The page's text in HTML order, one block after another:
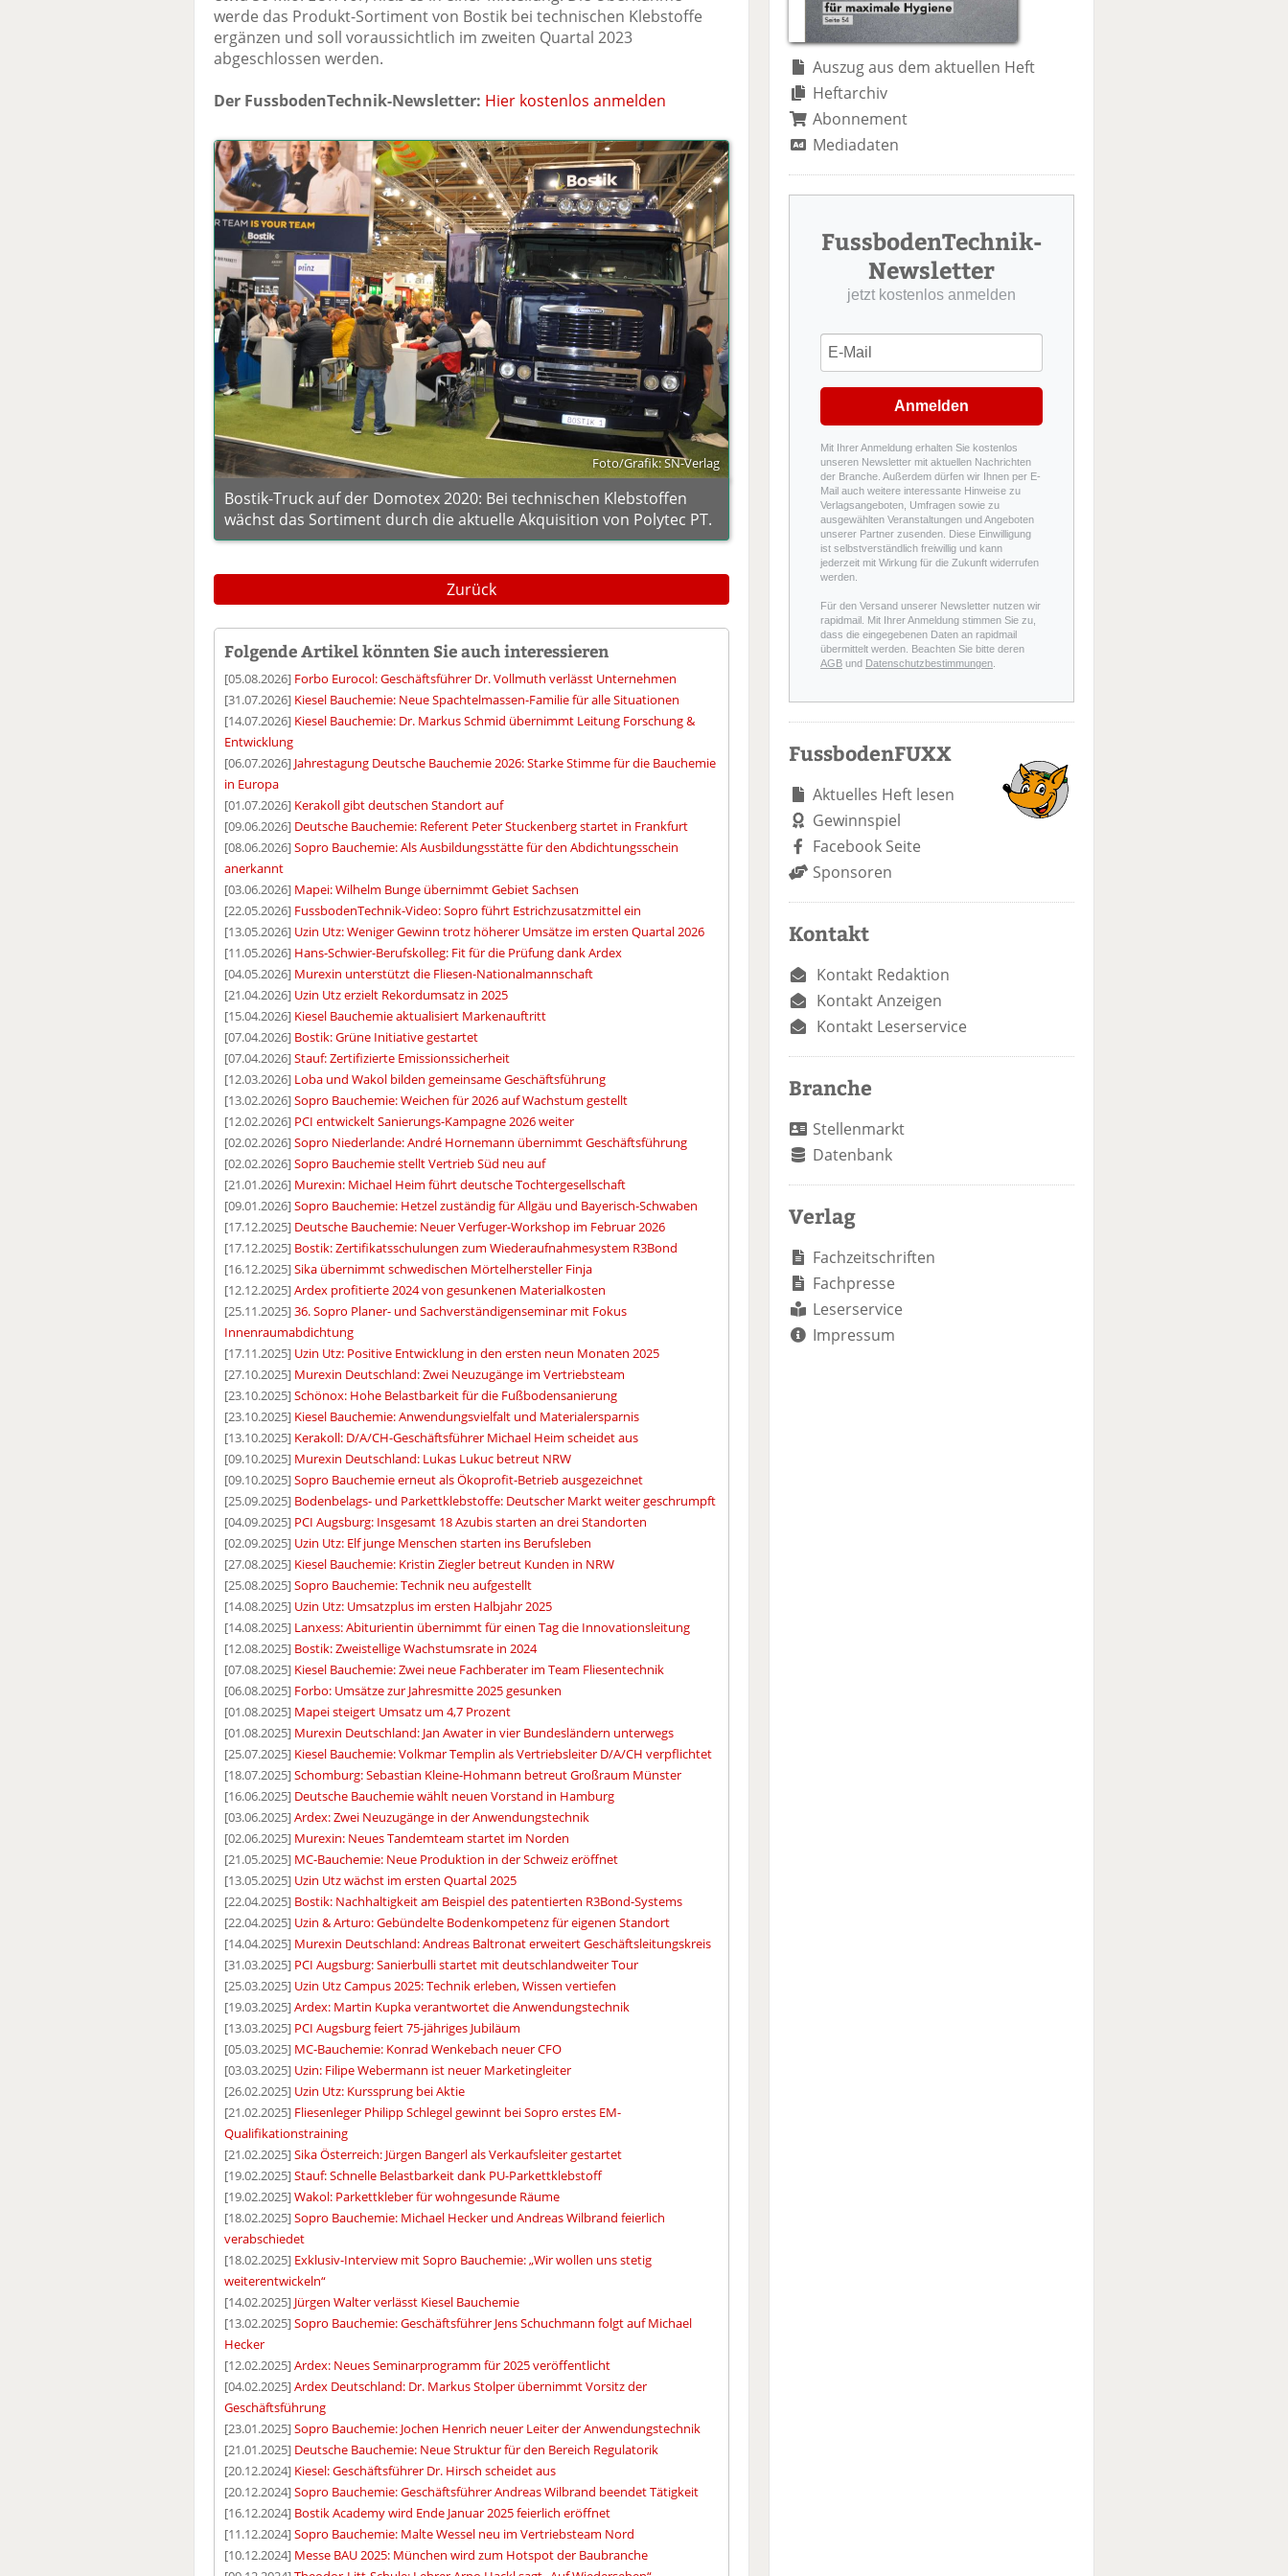
il
e d
werde das Produkt-Sortiment von Bostik bei technischen Klebstoffe
ergänzen und soll voraussichtlich im zweiten Quartal 2023
abgeschlossen werden.
Der FussbodenTechnik-Newsletter: Hier kostenlos anmelden
Foto/Grafik: SN-Verlag
Bostik-Truck auf der Domotex 2020: Bei technischen Klebstoffen
wächst das Sortiment durch die aktuelle Akquisition von Polytec PT.
Zurück
Folgende Artikel könnten Sie auch interessieren
[05.08.2026] Forbo Eurocol: Geschäftsführer Dr. Vollmuth verlässt Unternehmen
[31.07.2026] Kiesel Bauchemie: Neue Spachtelmassen-Familie für alle Situationen
[14.07.2026] Kiesel Bauchemie: Dr. Markus Schmid übernimmt Leitung Forschung &
Entwicklung
[06.07.2026] Jahrestagung Deutsche Bauchemie 2026: Starke Stimme für die Bauchemie
in Europa
[01.07.2026] Kerakoll gibt deutschen Standort auf
[09.06.2026] Deutsche Bauchemie: Referent Peter Stuckenberg startet in Frankfurt
[08.06.2026]Sopro Bauchemie: Als Ausbildungsstätte für den Abdichtungsschein
anerkannt
[03.06.2026] Mapei: Wilhelm Bunge übernimmt Gebiet Sachsen
[22.05.2026] FussbodenTechnik-Video: Sopro führt Estrichzusatzmittel ein
[13.05.2026] Uzin Utz: Weniger Gewinn trotz höherer Umsätze im ersten Quartal 2026
[11.05.2026] Hans-Schwier-Berufskolleg: Fit für die Prüfung dank Ardex
[04.05.2026] Murexin unterstützt die Fliesen-Nationalmannschaft
[21.04.2026] Uzin Utz erzielt Rekordumsatz in 2025
[15.04.2026] Kiesel Bauchemie aktualisiert Markenauftritt
[07.04.2026] Bostik: Grüne Initiative gestartet
[07.04.2026]Stauf: Zertifizierte Emissionssicherheit
[12.03.2026] Loba und Wakol bilden gemeinsame Geschäftsführung
[13.02.2026]Sopro Bauchemie: Weichen für 2026 auf Wachstum gestellt
[12.02.2026] PCI entwickelt Sanierungs-Kampagne 2026 weiter
[02.02.2026]Sopro Niederlande: André Hornemann übernimmt Geschäftsführung
[02.02.2026]Sopro Bauchemie stellt Vertrieb Süd neu auf
[21.01.2026] Murexin: Michael Heim führt deutsche Tochtergesellschaft
[09.01.2026]Sopro Bauchemie: Hetzel zuständig für Allgäu und Bayerisch-Schwaben
[17.12.2025] Deutsche Bauchemie: Neuer Verfuger-Workshop im Februar 2026
[17.12.2025] Bostik: Zertifikatsschulungen zum Wiederaufnahmesystem R3Bond
[16.12.2025]Sika übernimmt schwedischen Mörtelhersteller Finja
[12.12.2025]Ardex profitierte 2024 von gesunkenen Materialkosten
[25.11.2025]36. Sopro Planer- und Sachverständigenseminar mit Fokus
Innenraumabdichtung
[17.11.2025] Uzin Utz: Positive Entwicklung in den ersten neun Monaten 2025
[27.10.2025] Murexin Deutschland: Zwei Neuzugänge im Vertriebsteam
[23.10.2025]Schönox: Hohe Belastbarkeit für die Fußbodensanierung
[23.10.2025] Kiesel Bauchemie: Anwendungsvielfalt und Materialersparnis
[13.10.2025] Kerakoll: D/A/CH-Geschäftsführer Michael Heim scheidet aus
[09.10.2025] Murexin Deutschland: Lukas Lukuc betreut NRW
[09.10.2025]Sopro Bauchemie erneut als Ökoprofit-Betrieb ausgezeichnet
[25.09.2025] Bodenbelags- und Parkettklebstoffe: Deutscher Markt weiter geschrumpft
[04.09.2025] PCI Augsburg: Insgesamt 18 Azubis starten an drei Standorten
[02.09.2025] Uzin Utz: Elf junge Menschen starten ins Berufsleben
[27.08.2025] Kiesel Bauchemie: Kristin Ziegler betreut Kunden in NRW
[25.08.2025]Sopro Bauchemie: Technik neu aufgestellt
[14.08.2025] Uzin Utz: Umsatzplus im ersten Halbjahr 2025
[14.08.2025] Lanxess: Abiturientin übernimmt für einen Tag die Innovationsleitung
[12.08.2025] Bostik: Zweistellige Wachstumsrate in 2024
[07.08.2025] Kiesel Bauchemie: Zwei neue Fachberater im Team Fliesentechnik
[06.08.2025] Forbo: Umsätze zur Jahresmitte 2025 gesunken
[01.08.2025] Mapei steigert Umsatz um 4,7 Prozent
[01.08.2025] Murexin Deutschland: Jan Awater in vier Bundesländern unterwegs
[25.07.2025] Kiesel Bauchemie: Volkmar Templin als Vertriebsleiter D/A/CH verpflichtet
[18.07.2025]Schomburg: Sebastian Kleine-Hohmann betreut Großraum Münster
[16.06.2025] Deutsche Bauchemie wählt neuen Vorstand in Hamburg
[03.06.2025]Ardex: Zwei Neuzugänge in der Anwendungstechnik
[02.06.2025] Murexin: Neues Tandemteam startet im Norden
[21.05.2025] MC-Bauchemie: Neue Produktion in der Schweiz eröffnet
[13.05.2025] Uzin Utz wächst im ersten Quartal 2025
[22.04.2025] Bostik: Nachhaltigkeit am Beispiel des patentierten R3Bond-Systems
[22.04.2025] Uzin & Arturo: Gebündelte Bodenkompetenz für eigenen Standort
[14.04.2025] Murexin Deutschland: Andreas Baltronat erweitert Geschäftsleitungskreis
[31.03.2025] PCI Augsburg: Sanierbulli startet mit deutschlandweiter Tour
[25.03.2025] Uzin Utz Campus 2025: Technik erleben, Wissen vertiefen
[19.03.2025]Ardex: Martin Kupka verantwortet die Anwendungstechnik
[13.03.2025] PCI Augsburg feiert 75-jähriges Jubiläum
[05.03.2025] MC-Bauchemie: Konrad Wenkebach neuer CFO
[03.03.2025] Uzin: Filipe Webermann ist neuer Marketingleiter
[26.02.2025] Uzin Utz: Kurssprung bei Aktie
[21.02.2025] Fliesenleger Philipp Schlegel gewinnt bei Sopro erstes EM-
Qualifikationstraining
[21.02.2025]Sika Österreich: Jürgen Bangerl als Verkaufsleiter gestartet
[19.02.2025]Stauf: Schnelle Belastbarkeit dank PU-Parkettklebstoff
[19.02.2025]Wakol: Parkettkleber für wohngesunde Räume
[18.02.2025]Sopro Bauchemie: Michael Hecker und Andreas Wilbrand feierlich
verabschiedet
[18.02.2025] Exklusiv-Interview mit Sopro Bauchemie: „Wir wollen uns stetig
weiterentwickeln“
[14.02.2025] Jürgen Walter verlässt Kiesel Bauchemie
[13.02.2025]Sopro Bauchemie: Geschäftsführer Jens Schuchmann folgt auf Michael
Hecker
[12.02.2025]Ardex: Neues Seminarprogramm für 2025 veröffentlicht
[04.02.2025]Ardex Deutschland: Dr. Markus Stolper übernimmt Vorsitz der
Geschäftsführung
[23.01.2025]Sopro Bauchemie: Jochen Henrich neuer Leiter der Anwendungstechnik
[21.01.2025] Deutsche Bauchemie: Neue Struktur für den Bereich Regulatorik
[20.12.2024] Kiesel: Geschäftsführer Dr. Hirsch scheidet aus
[20.12.2024]Sopro Bauchemie: Geschäftsführer Andreas Wilbrand beendet Tätigkeit
[16.12.2024] Bostik Academy wird Ende Januar 2025 feierlich eröffnet
[11.12.2024]Sopro Bauchemie: Malte Wessel neu im Vertriebsteam Nord
[10.12.2024] Messe BAU 2025: München wird zum Hotspot der Baubranche
Auszug aus dem aktuellen Heft
Heftarchiv
Abonnement
Mediadaten
FussbodenTechnik-
Newsletter
jetzt kostenlos anmelden
Anmelden
Mit Ihrer Anmeldung erhalten Sie kostenlos
unseren Newsletter mit aktuellen Nachrichten
der Branche. Außerdem dürfen wir Ihnen per E-
Mail auch weitere interessante Hinweise zu
Verlagsangeboten, Umfragen sowie zu
ausgewählten Veranstaltungen und Angeboten
unserer Partner zusenden. Diese Einwilligung
ist selbstverständlich freiwillig und kann
jederzeit mit Wirkung für die Zukunft widerrufen
werden.
Für den Versand unserer Newsletter nutzen wir
rapidmail. Mit Ihrer Anmeldung stimmen Sie zu,
dass die eingegebenen Daten an rapidmail
übermittelt werden. Beachten Sie bitte deren
AGB und Datenschutzbestimmungen.
FussbodenFUXX
Aktuelles Heft lesen
Gewinnspiel
Facebook Seite
Sponsoren
Kontakt
Kontakt Redaktion
Kontakt Anzeigen
Kontakt Leserservice
Branche
Stellenmarkt
Datenbank
Verlag
Fachzeitschriften
Fachpresse
Leserservice
Impressum